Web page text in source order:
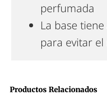
Productos Relacionados
perfumada
La base
para evitar